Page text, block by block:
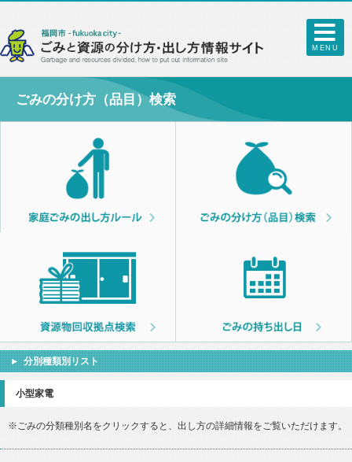
MENU
ごみの分け方（品目）検索
分別種類別リスト
小型家電
※ごみの分類種別名をクリックすると、出し方の詳細情報をご覧いただけます。